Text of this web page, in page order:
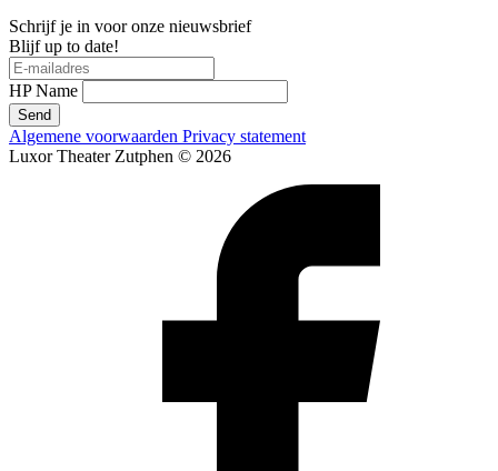
Schrijf je in voor onze nieuwsbrief
Blijf up to date!
HP Name
Send
Algemene voorwaarden Privacy statement
Luxor Theater Zutphen © 2026